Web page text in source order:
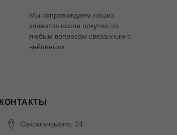
Мы сопровождаем наших
клиентов после покупки по
любым вопросам связанным с
вейпингом.
КОНТАКТЫ
Саксаганського, 24